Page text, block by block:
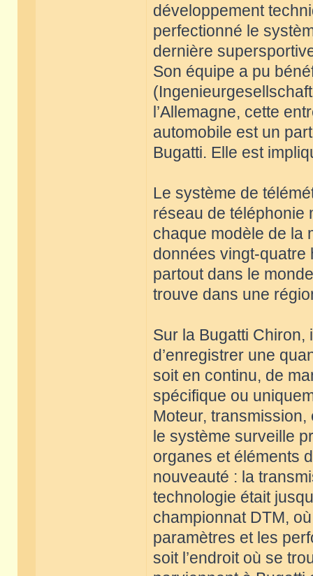
développement
perfectionné le
dernière
Son équipe a pu
l’Allemagne, cette
automobile est un
Bugatti. Elle est
Le système de
réseau de téléphonie
chaque modèle de la
données vingt-quatre
partout dans le
trouve dans une
Sur la Bugatti
d’enregistrer une
soit en continu, de
spécifique ou
Moteur,
le système surveille
organes et éléments
nouveauté : la
technologie était
championnat DTM,
paramètres et les
soit l’endroit où se